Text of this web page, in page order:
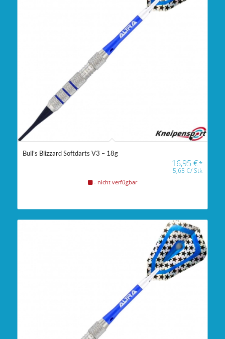
Bull’s Blizzard Softdarts V3 – 18g
16,95€*
5,65€/Stk
- nicht verfügbar